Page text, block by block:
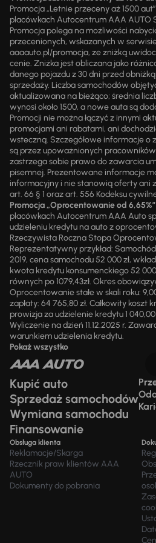
Promocja „Letnie przeceny aż 1500
placówkach Autocentrum AAA AUTO
Promocja polega na możliwości
przecenionych, wskazanych w
aaaauto.pl/promocja, ze zniżką
cenie. Zniżka jest obliczana jako
danego pojazdu z 30 dni przed
sprzedaży. Liczba samochodów
aktualizowana na bieżąco; średnia
wynosi około 1500, a nowe auta są
Promocji nie można łączyć z innymi
promocjami ani rabatami, ani
wsteczną. Szczegółowe informacje o
są przez upoważnionych
zastrzega sobie prawo do zawarcia
pisemnej. Prezentowane informacje
informacyjny i nie stanowią oferty ani
art. 66 § 1 oraz art. 556 Kodeksu
Promocja „Oprocentowanie od 6,65%”
placówkach Autocentrum AAA Auto
udzieleniu kredytu na auto z
Rzeczywista Roczna Stopa
Reprezentatywny przykład:
2019, cena samochodu 52 000 zł,
kwota kredytu konsumenckiego 52
równych po 1079,43zł. Okres
Oprocentowanie stałe w skali roku:
zapłaty: 64 765,80 zł. Całkowity koszt
prowizja za udzielenie kredytu 1 040,00
Wyliczenie na dzień 11.12.2025 r.
warunkiem udzielenia kredytu.
Pokaż wszystko
Kupić auto
Sprzedaż samochodów
Wymiana samochodu
Finansowanie
Obsługa klienta
Reklamacje/Skarga
Rzecznik praw klientów AAA
AUTO
Dokumenty do pobrania